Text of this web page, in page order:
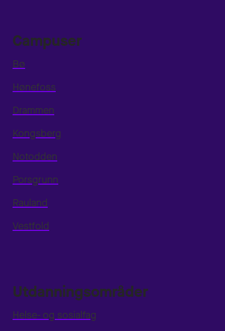
Campuser
Bø
Hønefoss
Drammen
Kongsberg
Notodden
Porsgrunn
Rauland
Vestfold
Utdanningsområder
Helse- og sosialfag